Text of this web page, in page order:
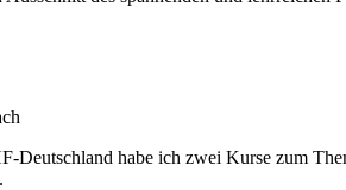
Deutschland habe ich zwei Kurse zum